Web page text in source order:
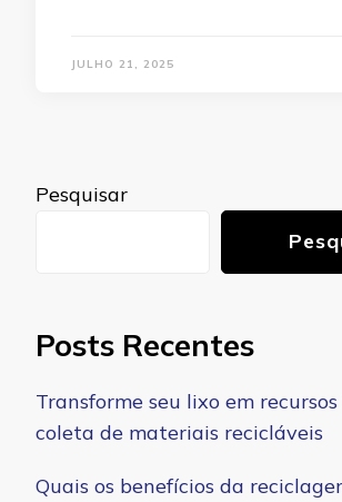
JULHO 21, 2025
Pesquisar
Posts Recentes
Transforme seu lixo em recursos
coleta de materiais recicláveis
Quais os benefícios da